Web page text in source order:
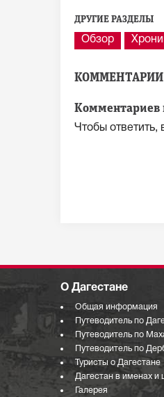
ДРУГИЕ РАЗДЕЛЫ
Обзор
КОММЕНТАРИИ
Комментариев
Чтобы ответить,
О Дагестане
Общая информация
Путеводитель по
Путеводитель по
Путеводитель по
Туристы о Дагестане
Дагестан в именах и
Галерея